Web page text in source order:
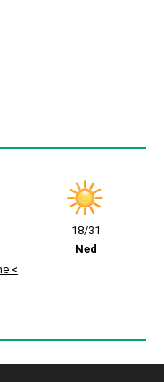
18/31
Ned
<